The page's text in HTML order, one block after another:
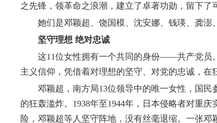
之先锋，领革命之浪潮，建立了卓著功勋，留下了
她们是邓颖超、饶国模、沈安娜、钱瑛、龚澎
坚守理想 绝对忠诚
这11位女性拥有一个共同的身份——共产党员。
主义信仰，凭借着对理想的坚守、对党的忠诚，
邓颖超，南方局13位领导中的唯一女性，国民
的狂轰滥炸。1938年至1944年，日本侵略者对重
险，邓颖超等人坚守阵地，没有丝毫退缩。一张